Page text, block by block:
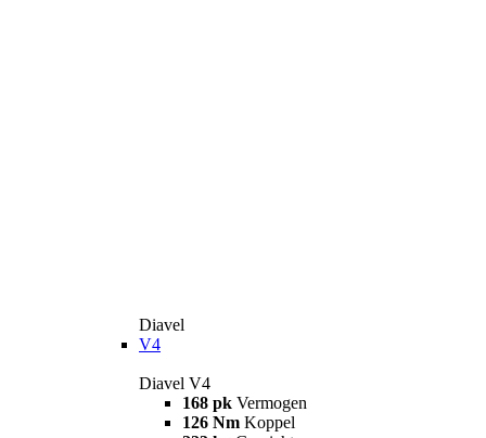
Diavel
V4
Diavel V4
168 pk Vermogen
126 Nm Koppel